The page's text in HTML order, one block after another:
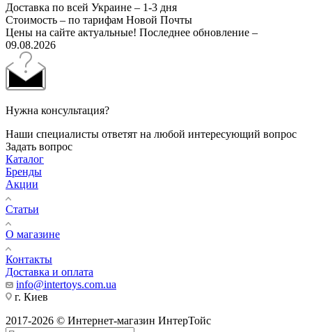
Доставка по всей Украине – 1-3 дня
Стоимость – по тарифам Новой Почты
Цены на сайте актуальные! Последнее обновление –
09.08.2026
Нужна консультация?
Наши специалисты ответят на любой интересующий вопрос
Задать вопрос
Каталог
Бренды
Акции
Статьи
О магазине
Контакты
Доставка и оплата
info@intertoys.com.ua
г. Киев
2017-2026 © Интернет-магазин ИнтерТойс